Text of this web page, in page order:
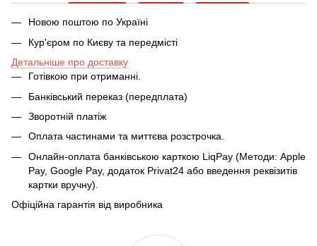
Новою поштою по Україні
Кур'єром по Києву та передмісті
Детальніше про доставку
Готівкою при отриманні.
Банківський переказ (передплата)
Зворотній платіж
Оплата частинами та миттєва розстрочка.
Онлайн-оплата банківською карткою LiqPay (Методи: Apple
Pay, Google Pay, додаток Privat24 або введення реквізитів
картки вручну).
Офіційна гарантія від виробника